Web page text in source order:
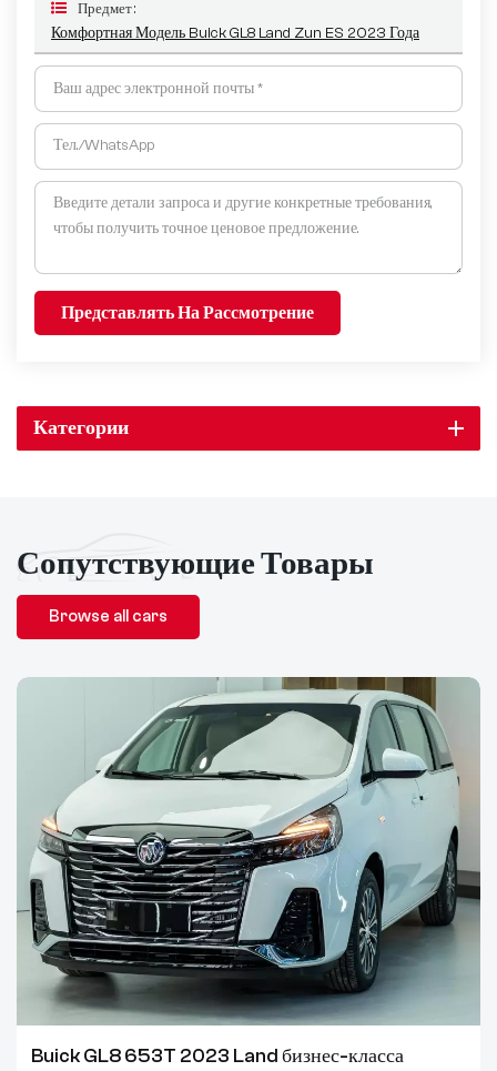
Предмет :
Комфортная Модель Buick GL8 Land Zun ES 2023 Года
Представлять На Рассмотрение
Категории
Сопутствующие Товары
Browse all cars
Buick GL8 653T 2023 Land бизнес-класса